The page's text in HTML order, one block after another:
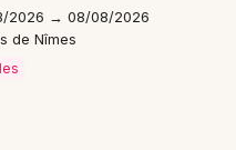
2026 → 08/08/2026
de Nîmes